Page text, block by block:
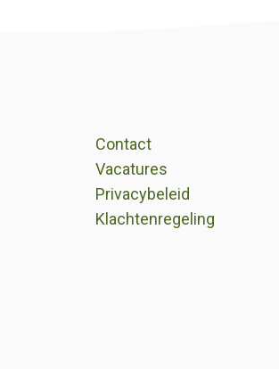
Contact
Vacatures
Privacybeleid
Klachtenregeling